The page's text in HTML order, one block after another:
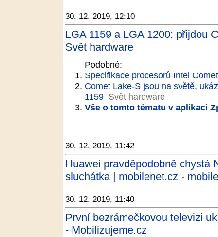
30. 12. 2019, 12:10
LGA 1159 a LGA 1200: přijdou
Svět hardware
Podobné:
Specifikace procesorů Intel
Comet Lake-S jsou na světě,
1159 Svět hardware
Vše o tomto tématu v aplikaci
30. 12. 2019, 11:42
Huawei pravděpodobně chystá
sluchátka | mobilenet.cz -
30. 12. 2019, 11:40
První bezrámečkovou televizi
- Mobilizujeme.cz